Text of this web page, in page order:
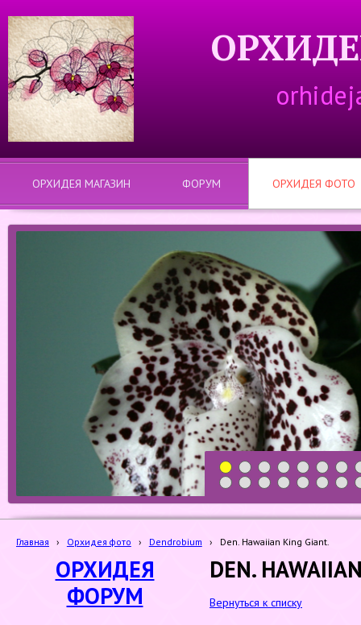
ОРХИДЕЯ МАГАЗИН ФОРУМ ОРХИДЕЯ ФОТО
1 2 3 4 5 6 7
8
19 20 21 22 23 24 25
Главная › Орхидея фото › Dendrobium › Den. Hawaiian King Giant.
ОРХИДЕЯ
ФОРУМ
DEN.
Вернуться к списку